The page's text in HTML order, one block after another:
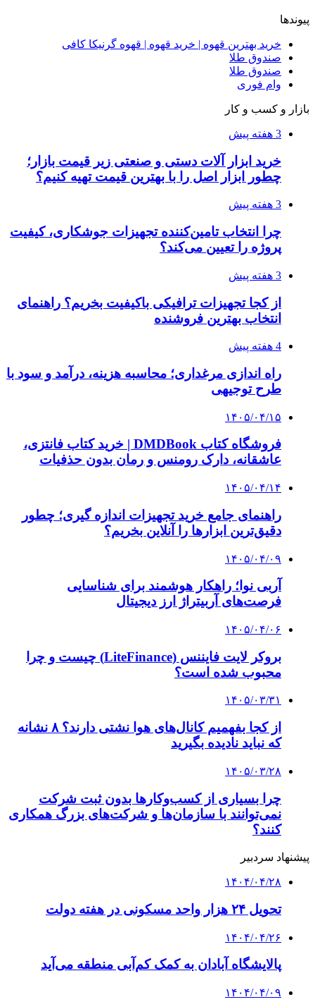
پیوندها
خرید بهترین قهوه | خرید قهوه | قهوه گرنیکا کافی
صندوق طلا
صندوق طلا
وام فوری
بازار و کسب و کار
3 هفته پیش
خرید ابزار آلات دستی و صنعتی زیر قیمت بازار؛
چطور ابزار اصل را با بهترین قیمت تهیه کنیم؟
3 هفته پیش
چرا انتخاب تامین‌کننده تجهیزات جوشکاری، کیفیت
پروژه را تعیین می‌کند؟
3 هفته پیش
از کجا تجهیزات ترافیکی باکیفیت بخریم؟ راهنمای
انتخاب بهترین فروشنده
4 هفته پیش
راه اندازی مرغداری؛ محاسبه هزینه، درآمد و سود با
طرح توجیهی
۱۴۰۵/۰۴/۱۵
فروشگاه کتاب DMDBook | خرید کتاب فانتزی،
عاشقانه، دارک رومنس و رمان بدون حذفیات
۱۴۰۵/۰۴/۱۴
راهنمای جامع خرید تجهیزات اندازه گیری؛ چطور
دقیق‌ترین ابزارها را آنلاین بخریم؟
۱۴۰۵/۰۴/۰۹
آربی نوا؛ راهکار هوشمند برای شناسایی
فرصت‌های آربیتراژ ارز دیجیتال
۱۴۰۵/۰۴/۰۶
بروکر لایت فایننس (LiteFinance) چیست و چرا
محبوب شده است؟
۱۴۰۵/۰۳/۳۱
از کجا بفهمیم کانال‌های هوا نشتی دارند؟ ۸ نشانه
که نباید نادیده بگیرید
۱۴۰۵/۰۳/۲۸
چرا بسیاری از کسب‌وکارها بدون ثبت شرکت
نمی‌توانند با سازمان‌ها و شرکت‌های بزرگ همکاری
کنند؟
پیشنهاد سردبیر
۱۴۰۴/۰۴/۲۸
تحویل ۲۴ هزار واحد مسکونی در هفته دولت
۱۴۰۴/۰۴/۲۶
پالایشگاه آبادان به کمک کم‌آبی منطقه می‌آید
۱۴۰۴/۰۴/۰۹